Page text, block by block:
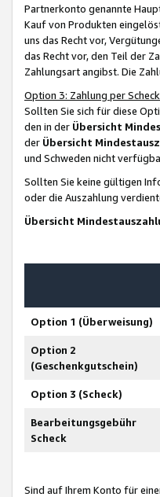
Partnerkonto genannte
Kauf von Produkten
uns das Recht vor,
das Recht vor, den Teil der
Zahlungsart angibst. Die
Option 3: Zahlung per
Sollten Sie sich für diese
den in der Übersicht
der Übersicht
und Schweden nicht
Sollten Sie keine gültigen
oder die Auszahlung
Übersicht
Option 1 (Überweisung)
Option 2
(Geschenkgutschein)
Option 3 (Scheck)
Bearbeitungsgebühr
Scheck
Sind auf Ihrem Konto für